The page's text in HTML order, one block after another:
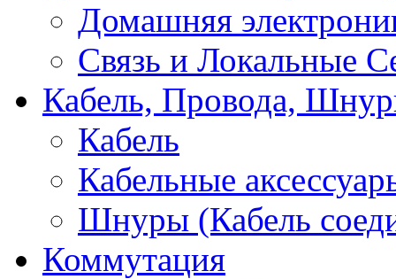
Домашняя
Связь и Локальные
Кабель, Провода,
Кабель
Кабельные
Шнуры (Кабель
Коммутация